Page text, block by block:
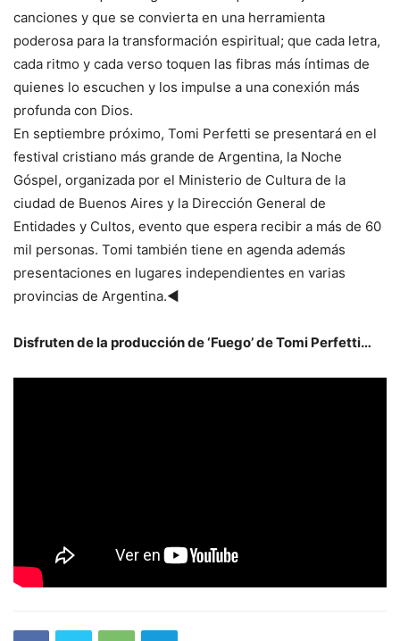
canciones y que se convierta en una herramienta
poderosa para la transformación espiritual; que cada letra,
cada ritmo y cada verso toquen las fibras más íntimas de
quienes lo escuchen y los impulse a una conexión más
profunda con Dios.
En septiembre próximo, Tomi Perfetti se presentará en el
festival cristiano más grande de Argentina, la Noche
Góspel, organizada por el Ministerio de Cultura de la
ciudad de Buenos Aires y la Dirección General de
Entidades y Cultos, evento que espera recibir a más de 60
mil personas. Tomi también tiene en agenda además
presentaciones en lugares independientes en varias
provincias de Argentina.◄
Disfruten de la producción de ‘Fuego’ de Tomi Perfetti…